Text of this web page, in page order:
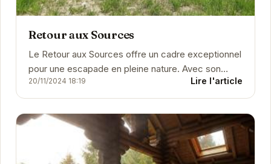
Retour aux Sources
Le Retour aux Sources offre un cadre exceptionnel
pour une escapade en pleine nature. Avec son
ambiance chaleureuse et ses prestations de
qualité,...
20/11/2024 18:19 Lire l'article